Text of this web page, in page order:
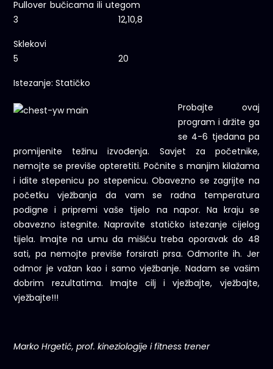
Pullover bučicama ili utegom
3 12,10,8
Sklekovi
5 20
Istezanje: Statičko
Probajte ovaj
program i držite ga
se 4-6 tjedana pa
promijenite težinu izvođenja. Savjet za početnike,
nemojte se previše opteretiti. Počnite s manjim kilažama
i idite stepenicu po stepenicu. Obavezno se zagrijte na
početku vježbanja da vam se radna temperatura
podigne i pripremi vaše tijelo na napor. Na kraju se
obavezno istegnite. Napravite statičko istezanje cijelog
tijela. Imajte na umu da mišiću treba oporavak do 48
sati, pa nemojte previše forsirati prsa. Odmorite ih. Jer
odmor je važan kao i samo vježbanje. Nadam se vašim
dobrim rezultatima. Imajte cilj i vježbajte, vježbajte,
vježbajte!!!
Marko Hrgetić, prof. kineziologije i fitness trener